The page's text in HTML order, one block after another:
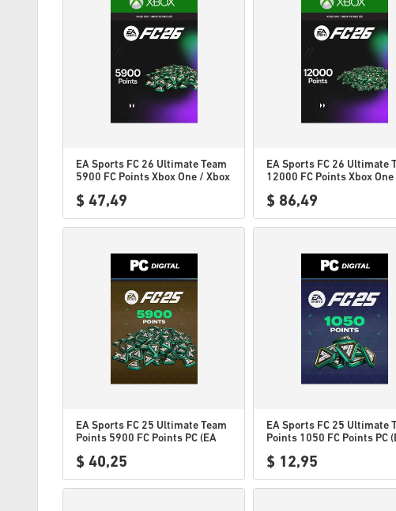
EA Sports FC 26 Ultimate Team
5900 FC Points Xbox One / Xbox
$ 47,49
EA Sports FC 26 Ultimate
12000 FC Points Xbox One
$ 86,49
EA Sports FC 25 Ultimate Team
Points 5900 FC Points PC (EA
$ 40,25
EA Sports FC 25 Ultimate
Points 1050 FC Points PC
$ 12,95